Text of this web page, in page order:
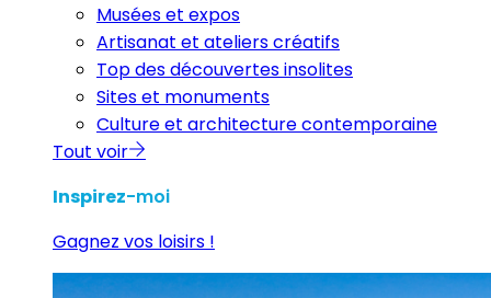
Musées et expos
Artisanat et ateliers créatifs
Top des découvertes insolites
Sites et monuments
Culture et architecture contemporaine
Tout voir
Inspirez-moi
Gagnez vos loisirs !